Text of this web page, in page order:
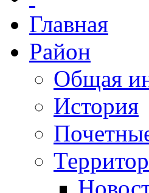
Главная
Район
Общая
История